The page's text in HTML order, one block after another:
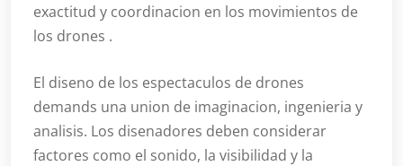
exactitud y coordinacion en los movimientos de
los drones .
El diseno de los espectaculos de drones
demands una union de imaginacion, ingenieria y
analisis. Los disenadores deben considerar
factores como el sonido, la visibilidad y la